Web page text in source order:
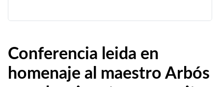
Conferencia leida en
homenaje al maestro Arbós